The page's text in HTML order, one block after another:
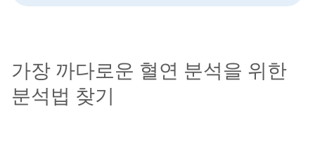
가장 까다로운 혈연 분석을 위한
분석법 찾기